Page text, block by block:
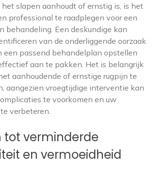
het slapen aanhoudt of ernstig is, is het
professional te raadplegen voor een
behandeling. Een deskundige kan
van de onderliggende oorzaak
een passend behandelplan opstellen
aan te pakken. Het is belangrijk
aanhoudende of ernstige rugpijn te
aangezien vroegtijdige interventie kan
te voorkomen en uw
verbeteren.
tot verminderde
en vermoeidheid